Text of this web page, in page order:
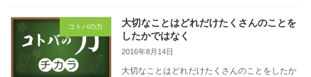
コトバの力
大切なことはどれだけたくさんのことを
したかではなく
2016年8月14日
大切なことはどれだけたくさんのことをしたか